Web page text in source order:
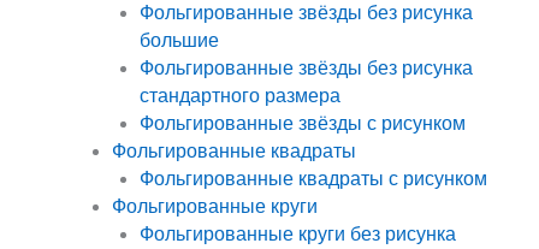
Фольгированные звёзды без рисунка
большие
Фольгированные звёзды без рисунка
стандартного размера
Фольгированные звёзды с рисунком
Фольгированные квадраты
Фольгированные квадраты с рисунком
Фольгированные круги
Фольгированные круги без рисунка